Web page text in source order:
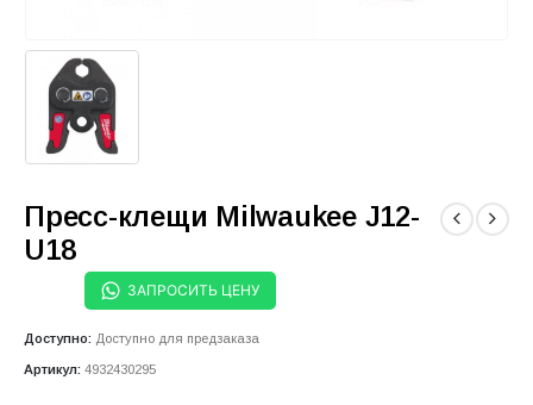
Пресс-клещи Milwaukee J12-
U18
ЗАПРОСИТЬ ЦЕНУ
Доступно: Доступно для предзаказа
Артикул: 4932430295